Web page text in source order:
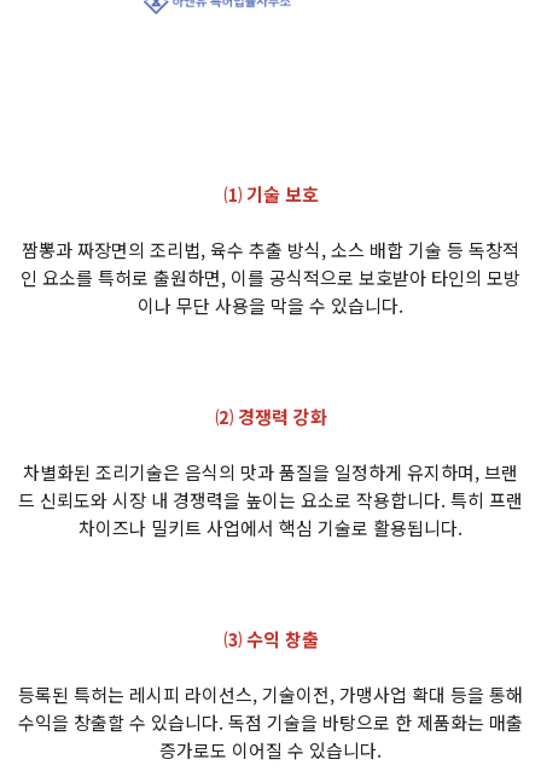
⑴ 기술 보호
짬뽕과 짜장면의 조리법, 육수 추출 방식, 소스 배합 기술 등 독창적
인 요소를 특허로 출원하면, 이를 공식적으로 보호받아 타인의 모방
이나 무단 사용을 막을 수 있습니다.
⑵ 경쟁력 강화
차별화된 조리기술은 음식의 맛과 품질을 일정하게 유지하며, 브랜
드 신뢰도와 시장 내 경쟁력을 높이는 요소로 작용합니다. 특히 프랜
차이즈나 밀키트 사업에서 핵심 기술로 활용됩니다.
⑶ 수익 창출
등록된 특허는 레시피 라이선스, 기술이전, 가맹사업 확대 등을 통해
수익을 창출할 수 있습니다. 독점 기술을 바탕으로 한 제품화는 매출
증가로도 이어질 수 있습니다.